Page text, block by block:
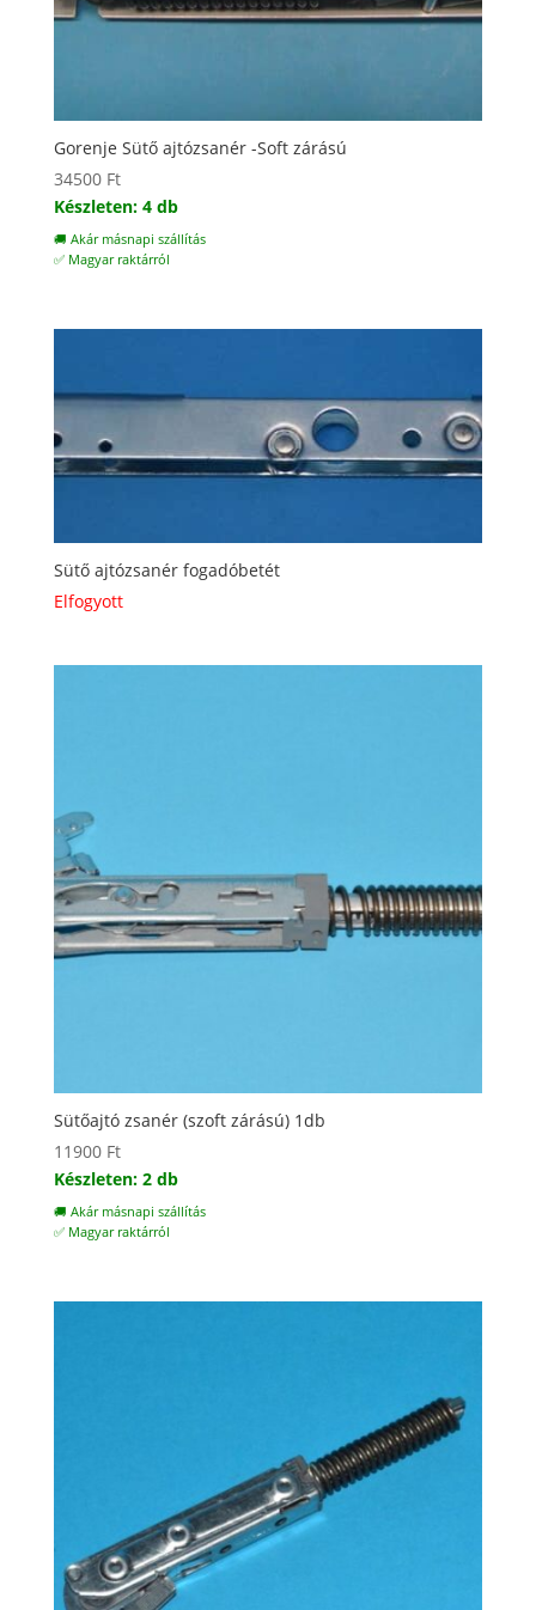
Gorenje Sütő ajtózsanér -Soft zárású
34500 Ft
Készleten: 4 db
🚚 Akár másnapi szállítás
✅ Magyar raktárról
Sütő ajtózsanér fogadóbetét
Elfogyott
Sütőajtó zsanér (szoft zárású) 1db
11900 Ft
Készleten: 2 db
🚚 Akár másnapi szállítás
✅ Magyar raktárról